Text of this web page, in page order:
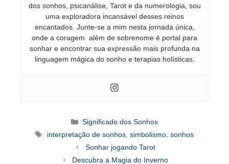
dos sonhos, psicanálise, Tarot e da numerologia, sou
uma exploradora incansável desses reinos
encantados. Junte-se a mim nesta jornada única,
onde a coragem além de sobrenome é portal para
sonhar e encontrar sua expressão mais profunda na
linguagem mágica do sonho e terapias holísticas.
Categorias
Significado dos Sonhos
Tags
interpretação de sonhos, simbolismo, sonhos
Sonhar jogando Tarot
Descubra a Magia do Inverno